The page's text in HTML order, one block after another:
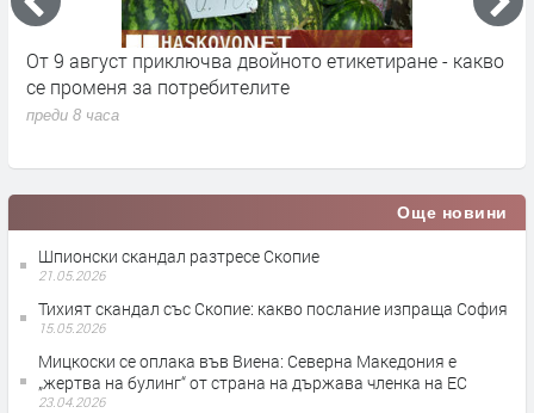
От 9 август приключва двойното етикетиране - какво
се променя за потребителите
преди 8 часа
Още новини
Шпионски скандал разтресе Скопие
21.05.2026
Тихият скандал със Скопие: какво послание изпраща София
15.05.2026
Мицкоски се оплака във Виена: Северна Македония е
„жертва на булинг“ от страна на държава членка на ЕС
23.04.2026